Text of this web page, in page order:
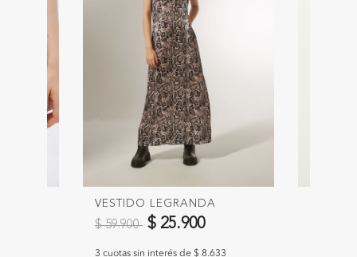
VESTIDO LEGRANDA
Precio reducido de
$ 59.900 a$ 25.900
3 cuotas sin interés de $ 8.633